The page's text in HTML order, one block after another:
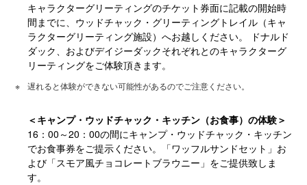
キャラクターグリーティングのチケット券面に記載の開始時
間までに、ウッドチャック・グリーティングトレイル（キャ
ラクターグリーティング施設）へお越しください。 ドナルド
ダック、およびデイジーダックそれぞれとのキャラクターグ
リーティングをご体験頂きます。
遅れると体験ができない可能性があるのでご注意ください。
＜キャンプ・ウッドチャック・キッチン（お食事）の体験＞
16：00～20：00の間にキャンプ・ウッドチャック・キッチン
でお食事券をご提示ください。「ワッフルサンドセット」お
よび「スモア風チョコレートブラウニー」をご提供致しま
す。